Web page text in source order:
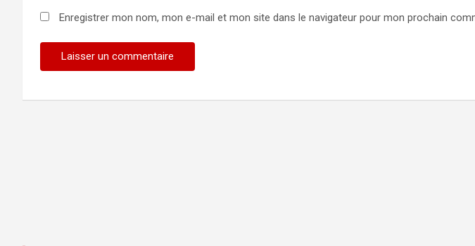
Enregistrer mon nom, mon e-mail et mon site dans le navigateur pour mon prochain